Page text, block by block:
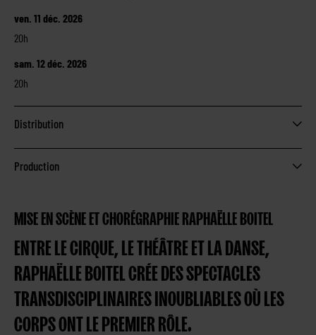
ven. 11 déc. 2026
20h
sam. 12 déc. 2026
20h
Distribution
Production
MISE EN SCÈNE ET CHORÉGRAPHIERAPHAËLLE BOITEL
ENTRE LE CIRQUE, LE THÉÂTRE ET LA DANSE,
RAPHAËLLE BOITEL CRÉE DES SPECTACLES
TRANSDISCIPLINAIRES INOUBLIABLES OÙ LES
CORPS ONT LE PREMIER RÔLE.